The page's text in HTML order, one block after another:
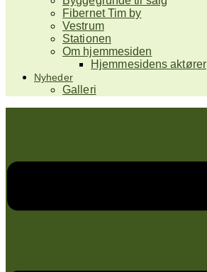
Fibernet Tim by
Vestrum
Stationen
Om hjemmesiden
Hjemmesidens aktører
Nyheder
Galleri